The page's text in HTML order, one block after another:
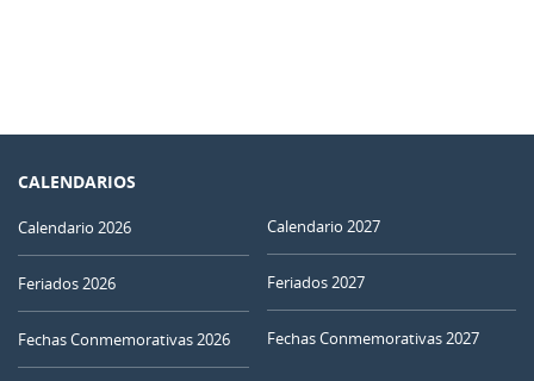
CALENDARIOS
Calendario 2026
Feriados 2026
Fechas Conmemorativas 2026
Calendario 2027
Feriados 2027
Fechas Conmemorativas 2027